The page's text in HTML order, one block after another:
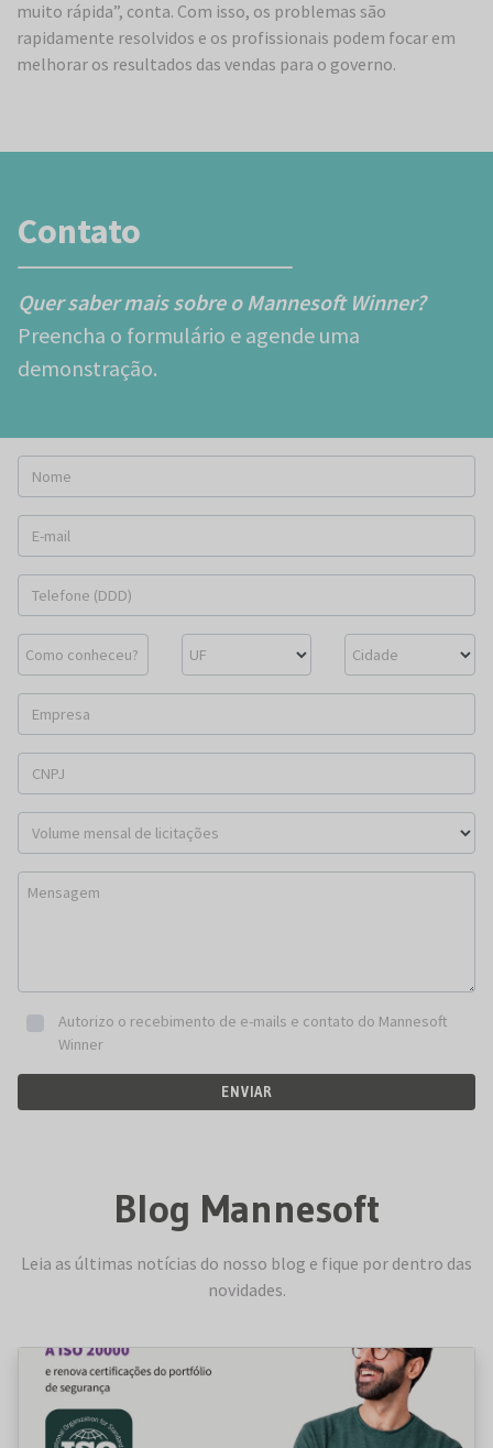
muito rápida”, conta. Com isso, os problemas são
rapidamente resolvidos e os profissionais podem focar em
melhorar os resultados das vendas para o governo.
Contato
Quer saber mais sobre o Mannesoft Winner?
Preencha o formulário e agende uma
demonstração.
Nome
E-mail
Telefone (DDD)
Como conheceu? UF Cidade
Empresa
CNPJ
Volume mensal de licitações
Mensagem
Autorizo o recebimento de e-mails e contato do Mannesoft
Winner
ENVIAR
Blog Mannesoft
Leia as últimas notícias do nosso blog e fique por dentro das
novidades.